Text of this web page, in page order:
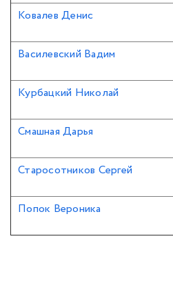
Ковалев Денис
Василевский Вадим
Курбацкий Николай
Смашная Дарья
Старосотников Сергей
Попок Вероника